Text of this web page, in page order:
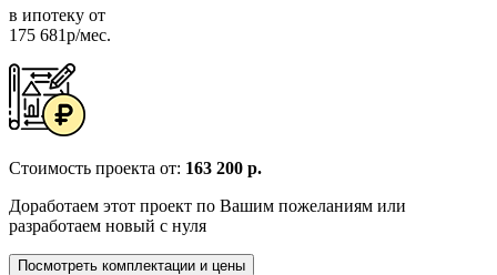
в ипотеку от
175 681р/мес.
Стоимость проекта от: 163 200 р.
Доработаем этот проект по Вашим пожеланиям или
разработаем новый с нуля
Посмотреть комплектации и цены